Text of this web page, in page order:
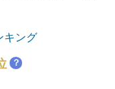
キング
？